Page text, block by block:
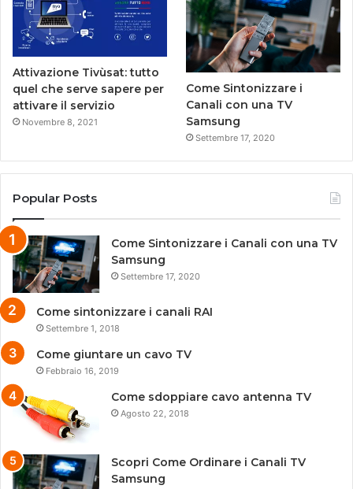
Attivazione Tivùsat: tutto
quel che serve sapere per
attivare il servizio
Novembre 8, 2021
Come Sintonizzare i
Canali con una TV
Samsung
Settembre 17, 2020
Popular Posts
Come Sintonizzare i Canali con una TV
Samsung
Settembre 17, 2020
Come sintonizzare i canali RAI
Settembre 1, 2018
Come giuntare un cavo TV
Febbraio 16, 2019
Come sdoppiare cavo antenna TV
Agosto 22, 2018
Scopri Come Ordinare i Canali TV
Samsung